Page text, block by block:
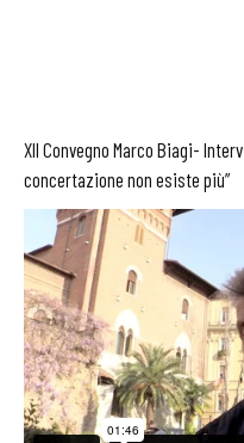
XII Convegno Marco Biagi-
concertazione non esiste più”